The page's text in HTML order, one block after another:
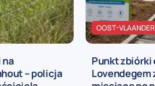
– policja
OOST-
Punkt zbiórki
Lovendegem